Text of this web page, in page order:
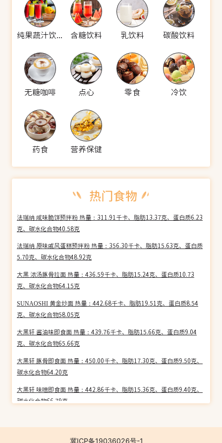
纯果蔬汁饮料 含糖饮料 乳饮料 碳酸饮料
无糖咖啡 点心 零食 冷饮
药食 营养保健
法瑞纳 咸味脆饼预拌粉 热量：311.91千卡、脂肪13.37克、蛋白质6.23
克、碳水化合物40.58克
法瑞纳 原味戚风蛋糕预拌粉 热量：356.30千卡、脂肪15.63克、蛋白质
5.70克、碳水化合物48.92克
大黑 浓汤豚骨拉面 热量：436.59千卡、脂肪15.24克、蛋白质10.73
克、碳水化合物64.15克
SUNAOSHI 黄金炒面 热量：442.68千卡、脂肪19.51克、蛋白质8.54
克、碳水化合物58.05克
大黑轩 酱油味即食面 热量：439.76千卡、脂肪15.66克、蛋白质9.04
克、碳水化合物65.66克
大黑轩 豚骨即食面 热量：450.00千卡、脂肪17.30克、蛋白质9.50克、
碳水化合物64.20克
大黑轩 味噌即食面 热量：442.86千卡、脂肪15.36克、蛋白质9.40克、
碳水化合物66.79克
水化合物30.60克
冀ICP备19036026号-1